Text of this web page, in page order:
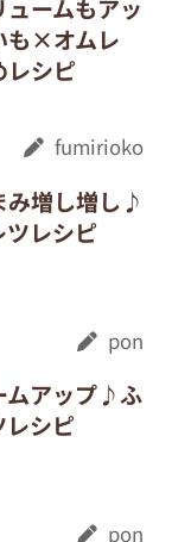
ームもアッ
も×オムレ
レシピ
fumirioko
み増し増し♪
ツレシピ
pon
ムアップ♪ふ
レシピ
pon